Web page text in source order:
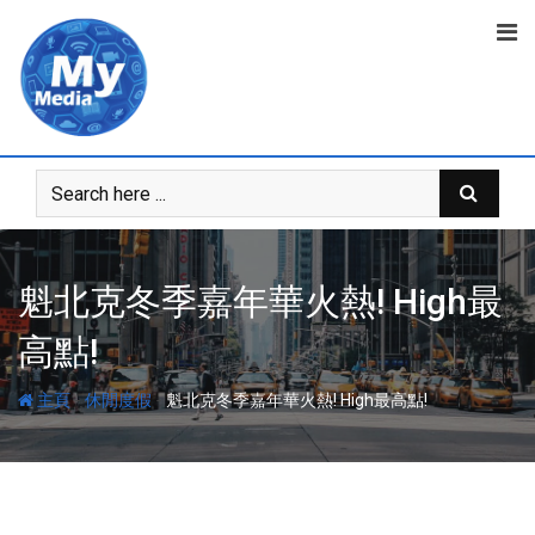
魁北克冬季嘉年華火熱! High最
高點!
主頁-休閒度假-魁北克冬季嘉年華火熱! High最高點!